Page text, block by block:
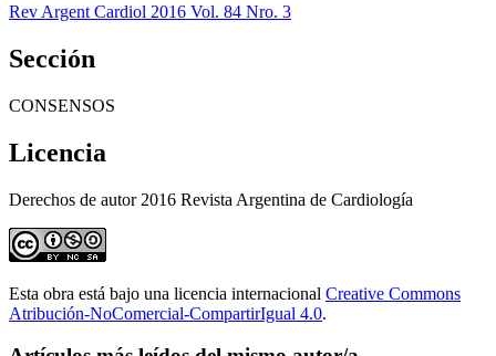
Rev Argent Cardiol 2016 Vol. 84 Nro. 3
Sección
CONSENSOS
Licencia
Derechos de autor 2016 Revista Argentina de Cardiología
Esta obra está bajo una licencia internacional Creative Commons
Atribución-NoComercial-CompartirIgual 4.0.